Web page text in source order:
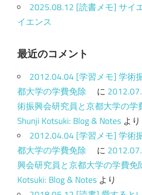
2025.08.12 [読書メモ] サイ
イエンス
最近のコメント
2012.04.04 [学習メモ] 学術
都大学の学費免除
に
術振興会研究員と京都大学の
Shunji Kotsuki: Blog & Notes より
2012.04.04 [学習メモ] 学術
都大学の学費免除
に
興会研究員と京都大学の学費免
Kotsuki: Blog & Notes より